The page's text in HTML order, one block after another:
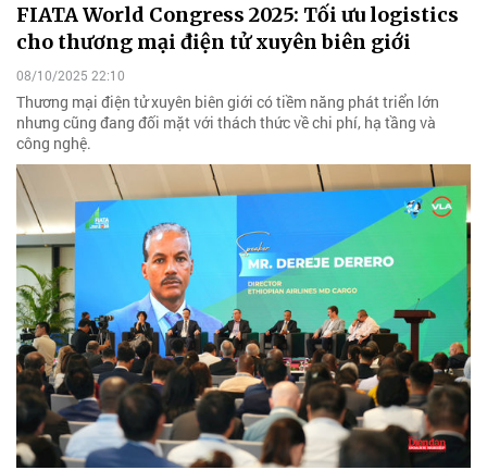
FIATA World Congress 2025: Tối ưu logistics
cho thương mại điện tử xuyên biên giới
08/10/2025 22:10
Thương mại điện tử xuyên biên giới có tiềm năng phát triển lớn
nhưng cũng đang đối mặt với thách thức về chi phí, hạ tầng và
công nghệ.